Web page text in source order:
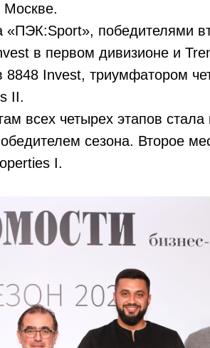
Москве.
победителями
в первом дивизионе и
8848 Invest, триумфатором
II.
всех четырех этапов
сезона. Второе
I.